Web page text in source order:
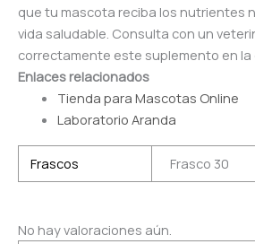
que tu mascota reciba los nutrientes
vida saludable. Consulta con un
correctamente este suplemento en la
Enlaces relacionados
Tienda para Mascotas Online
Laboratorio Aranda
Frascos Frasco 30
No hay valoraciones aún.